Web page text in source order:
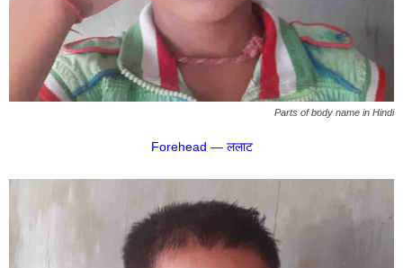
Parts of body name in Hindi
Forehead — ललाट